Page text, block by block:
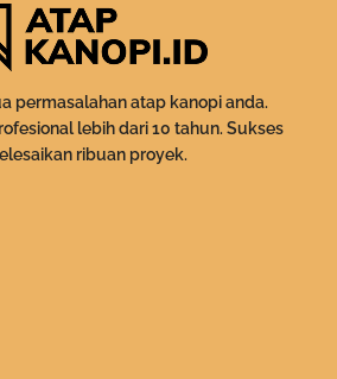
permasalahan atap kanopi anda.
lebih dari 10 tahun. Sukses
ribuan proyek.